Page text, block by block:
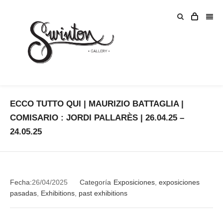
ECCO TUTTO QUI | MAURIZIO BATTAGLIA |
COMISARIO : JORDI PALLARÈS | 26.04.25 –
24.05.25
Fecha:26/04/2025 Categoría Exposiciones exposiciones
pasadas Exhibitions past exhibitions